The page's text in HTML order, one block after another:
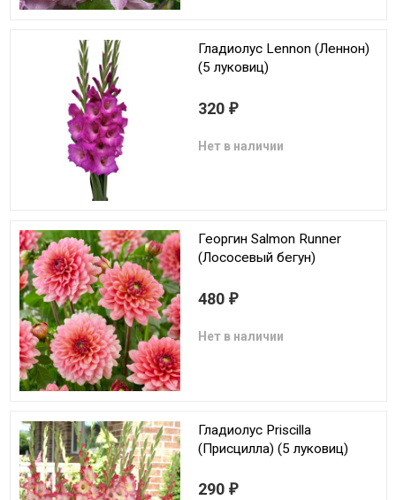
Гладиолус Lennon (Леннон)
(5 луковиц)
320 ₽
Нет в наличии
Георгин Salmon Runner
(Лососевый бегун)
480 ₽
Нет в наличии
Гладиолус Priscilla
(Присцилла) (5 луковиц)
290 ₽